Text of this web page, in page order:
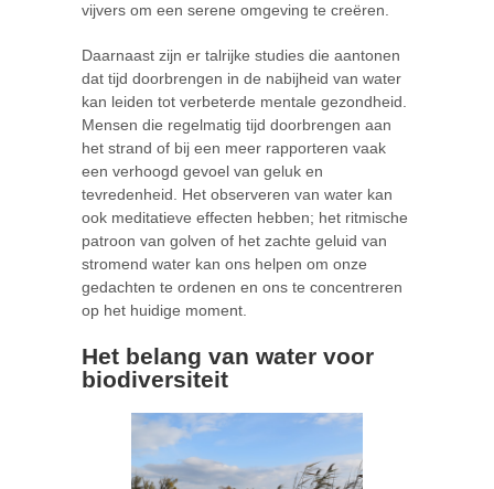
vijvers om een serene omgeving te creëren.
Daarnaast zijn er talrijke studies die aantonen
dat tijd doorbrengen in de nabijheid van water
kan leiden tot verbeterde mentale gezondheid.
Mensen die regelmatig tijd doorbrengen aan
het strand of bij een meer rapporteren vaak
een verhoogd gevoel van geluk en
tevredenheid. Het observeren van water kan
ook meditatieve effecten hebben; het ritmische
patroon van golven of het zachte geluid van
stromend water kan ons helpen om onze
gedachten te ordenen en ons te concentreren
op het huidige moment.
Het belang van water voor
biodiversiteit